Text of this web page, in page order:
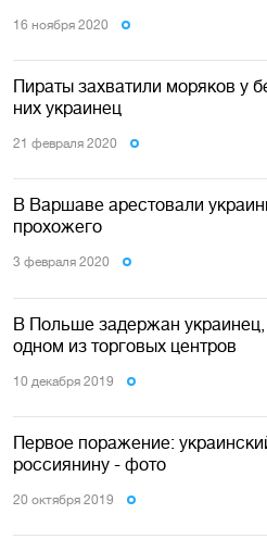
16 ноября 2020
Пираты захватили моряков у
них украинец
21 февраля 2020
В Варшаве арестовали
прохожего
3 февраля 2020
В Польше задержан украинец,
одном из торговых центров
10 декабря 2019
Первое поражение:
россиянину - фото
20 октября 2019